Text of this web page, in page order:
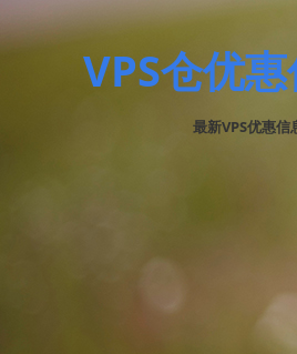
VPS仓优
最新VPS优惠信